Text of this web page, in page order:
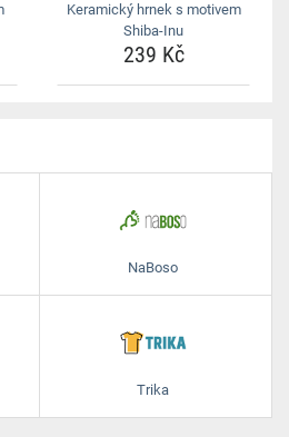
Keramický hrnek s motivem
Shiba-Inu
239 Kč
NaBoso
Trika